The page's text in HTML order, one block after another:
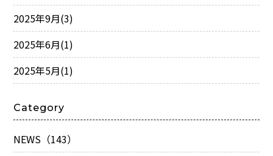
2025年9月(3)
2025年6月(1)
2025年5月(1)
Category
NEWS（143）